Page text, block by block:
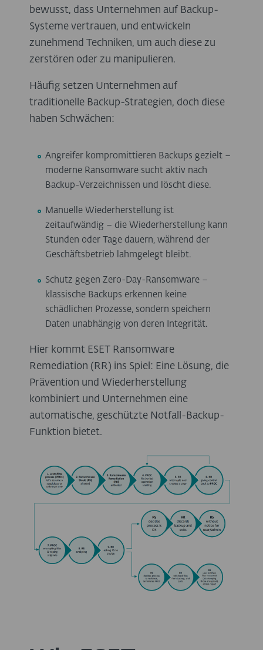
bewusst, dass Unternehmen auf Backup-
Systeme vertrauen, und entwickeln
zunehmend Techniken, um auch diese zu
zerstören oder zu manipulieren.
Häufig setzen Unternehmen auf
traditionelle Backup-Strategien, doch diese
haben Schwächen:
Angreifer kompromittieren Backups gezielt –
moderne Ransomware sucht aktiv nach
Backup-Verzeichnissen und löscht diese.
Manuelle Wiederherstellung ist
zeitaufwändig – die Wiederherstellung kann
Stunden oder Tage dauern, während der
Geschäftsbetrieb lahmgelegt bleibt.
Schutz gegen Zero-Day-Ransomware –
klassische Backups erkennen keine
schädlichen Prozesse, sondern speichern
Daten unabhängig von deren Integrität.
Hier kommt ESET Ransomware
Remediation (RR) ins Spiel: Eine Lösung, die
Prävention und Wiederherstellung
kombiniert und Unternehmen eine
automatische, geschützte Notfall-Backup-
Funktion bietet.